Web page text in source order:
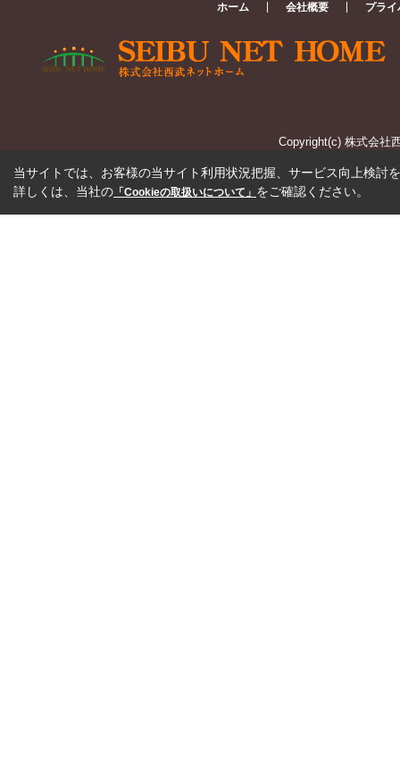
ホーム
会社概要 プラ
Copyright(c) 株式会社
当サイトでは、お客様の当サイト利用状況把握、サービス向上検討
詳しくは、当社の 「Cookieの取扱いについて」 をご確認ください。